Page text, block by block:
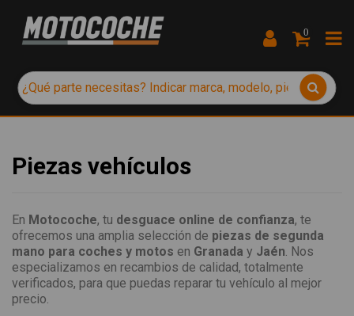
0
Piezas vehículos
En Motocoche, tu desguace online de confianza, te
ofrecemos una amplia selección de piezas de segunda
mano para coches y motos en Granada y Jaén . Nos
especializamos en recambios de calidad, totalmente
verificados, para que puedas reparar tu vehículo al mejor
precio.